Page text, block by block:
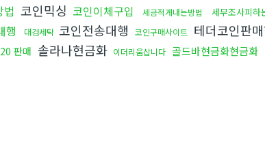
법 코인믹싱 코인이체구입 세금적게내는방법 세무조사피하
행 대검세탁 코인전송대행 코인구매사이트 테더코인판
판매 솔라나현금화 이더리움삽니다 골드바현금화현금화